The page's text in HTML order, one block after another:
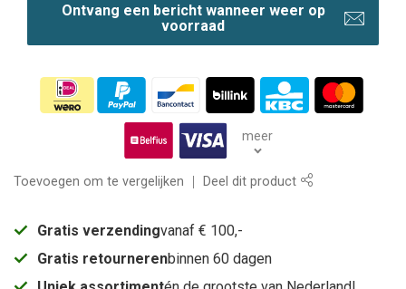
Ontvang een bericht wanneer weer op
voorraad
meer
Toevoegen om te vergelijken Deel dit product
Gratis verzendingvanaf € 100,-
Gratis retournerenbinnen 60 dagen